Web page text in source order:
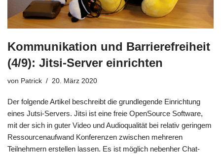
Kommunikation und Barrierefreiheit
(4/9): Jitsi-Server einrichten
von Patrick 20. März 2020
Der folgende Artikel beschreibt die grundlegende Einrichtung
eines Jutsi-Servers. Jitsi ist eine freie OpenSource Software,
mit der sich in guter Video und Audioqualität bei relativ geringem
Ressourcenaufwand Konferenzen zwischen mehreren
Teilnehmern erstellen lassen. Es ist möglich nebenher Chat-